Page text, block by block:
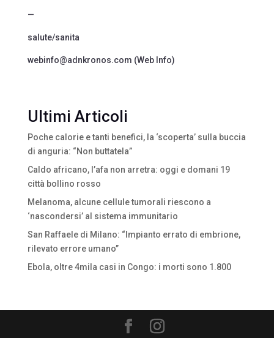
—
salute/sanita
webinfo@adnkronos.com (Web Info)
Ultimi Articoli
Poche calorie e tanti benefici, la ‘scoperta’ sulla buccia
di anguria: “Non buttatela”
Caldo africano, l’afa non arretra: oggi e domani 19
città bollino rosso
Melanoma, alcune cellule tumorali riescono a
‘nascondersi’ al sistema immunitario
San Raffaele di Milano: “Impianto errato di embrione,
rilevato errore umano”
Ebola, oltre 4mila casi in Congo: i morti sono 1.800